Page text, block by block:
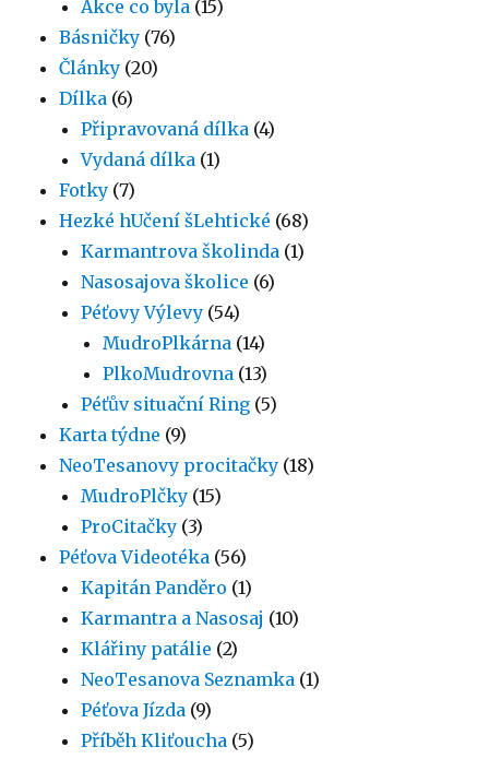
Akce co byla (15)
Básničky (76)
Články (20)
Dílka (6)
Připravovaná dílka (4)
Vydaná dílka (1)
Fotky (7)
Hezké hUčení šLehtické (68)
Karmantrova školinda (1)
Nasosajova školice (6)
Péťovy Výlevy (54)
MudroPlkárna (14)
PlkoMudrovna (13)
Péťův situační Ring (5)
Karta týdne (9)
NeoTesanovy procitačky (18)
MudroPlčky (15)
ProCitačky (3)
Péťova Videotéka (56)
Kapitán Panděro (1)
Karmantra a Nasosaj (10)
Klářiny patálie (2)
NeoTesanova Seznamka (1)
Péťova Jízda (9)
Příběh Kliťoucha (5)